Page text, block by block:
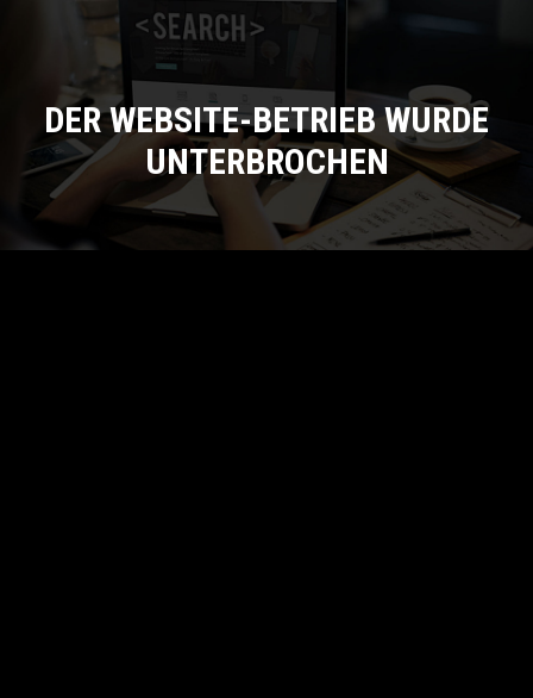
DER WEBSITE-BETRIEB WURDE
UNTERBROCHEN